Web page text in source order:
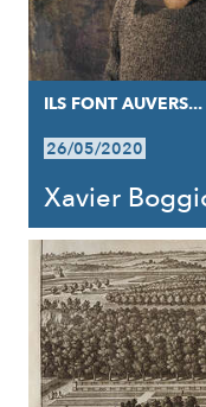
ILS FONT AUVERS...
26/05/2020
Xavier